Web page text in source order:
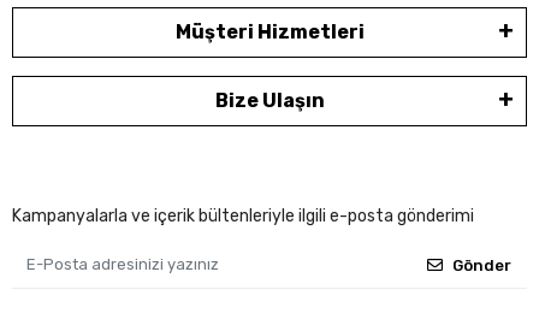
Müşteri Hizmetleri
Bize Ulaşın
Kampanyalarla ve içerik bültenleriyle ilgili e-posta gönderimi
Gönder